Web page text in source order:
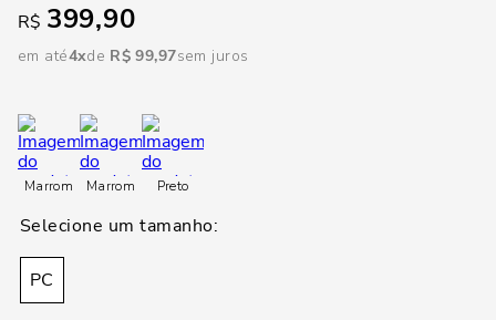
R$ 399,90
em até4 R$ 99,97sem juros
Marrom Marrom Preto
PC